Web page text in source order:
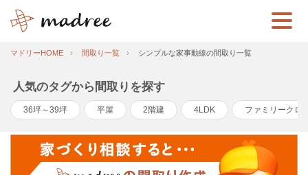
マドリーHOME 間取り一覧 シンプルな家事動線の間取り一覧
人気のタグから間取りを探す
36坪～39坪 平屋 2階建 4LDK ファミリークロ